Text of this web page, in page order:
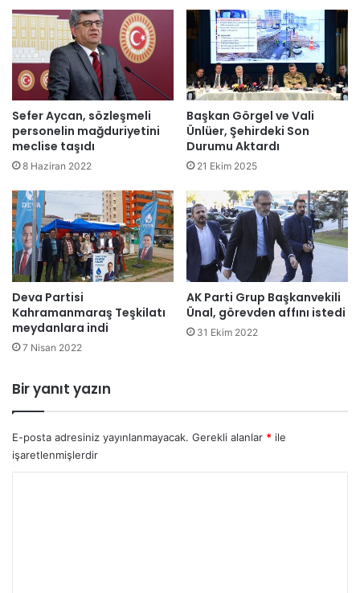
Sefer Aycan, sözleşmeli
personelin mağduriyetini
meclise taşıdı
8 Haziran 2022
Başkan Görgel ve Vali
Ünlüer, Şehirdeki Son
Durumu Aktardı
21 Ekim 2025
Deva Partisi
Kahramanmaraş Teşkilatı
meydanlara indi
7 Nisan 2022
AK Parti Grup Başkanvekili
Ünal, görevden affını istedi
31 Ekim 2022
Bir yanıt yazın
E-posta adresiniz yayınlanmayacak. Gerekli alanlar * ile
işaretlenmişlerdir